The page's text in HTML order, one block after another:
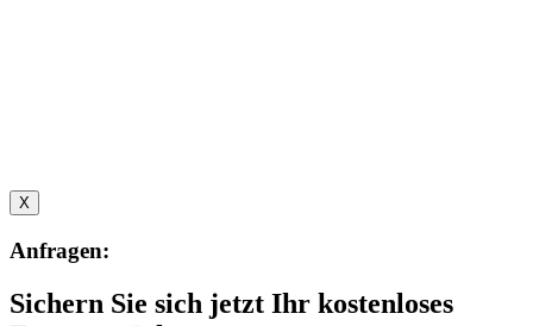
X
Anfragen:
Sichern Sie sich jetzt Ihr kostenloses